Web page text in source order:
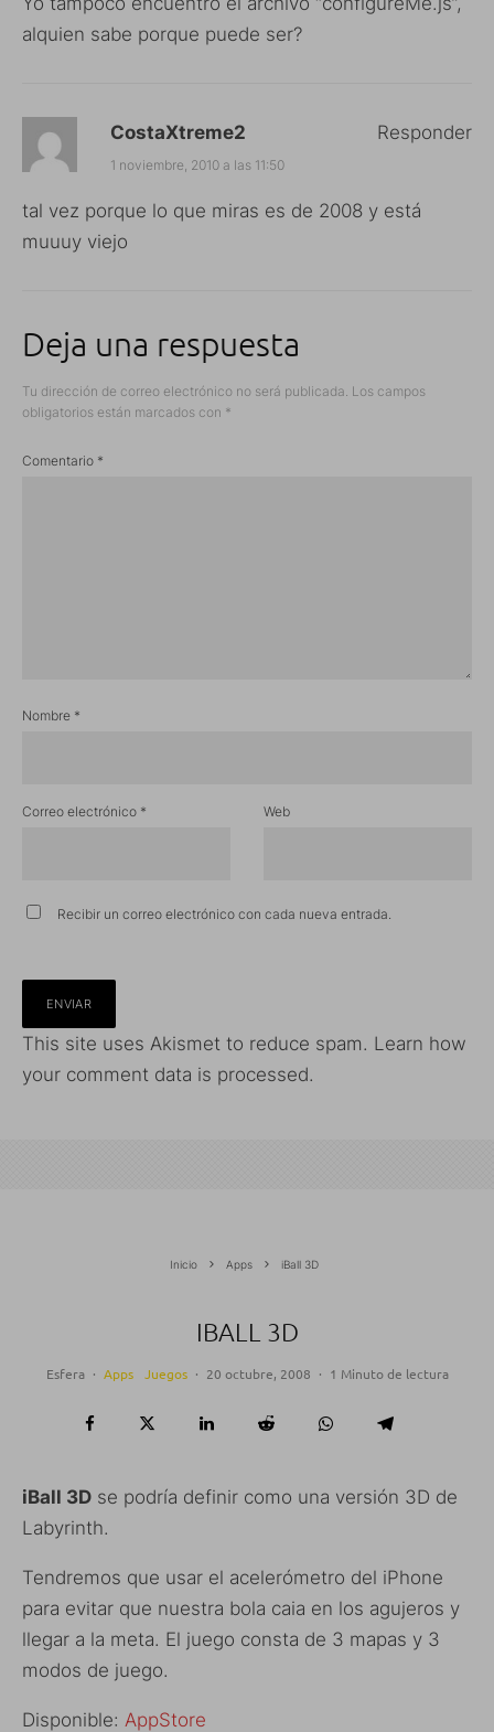
alquien sabe porque puede ser?
CostaXtreme2
1 noviembre, 2010 a las 11:50
tal vez porque lo que miras es de 2008 y está
muuuy viejo
Responder
Deja una respuesta
Tu dirección de correo electrónico no será publicada. Los campos
obligatorios están marcados con *
Comentario *
Nombre *
Correo electrónico * Web
Recibir un correo electrónico con cada nueva entrada.
This site uses Akismet to reduce spam. Learn how
your comment data is processed.
Inicio Apps iBall 3D
IBALL 3D
Esfera · Apps Juegos · 20 octubre, 2008 · 1 Minuto de lectura
iBall 3D se podría definir como una versión 3D de
Labyrinth.
Tendremos que usar el acelerómetro del iPhone
para evitar que nuestra bola caia en los agujeros y
llegar a la meta. El juego consta de 3 mapas y 3
modos de juego.
Disponible: AppStore